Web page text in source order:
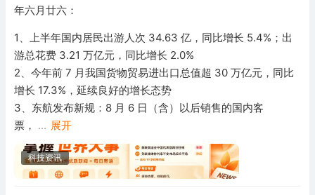
年六月廿六：
1、上半年国内居民出游人次 34.63 亿，同比增长 5.4%；出
游总花费 3.21 万亿元，同比增长 2.0%
2、今年前 7 月我国货物贸易进出口总值超 30 万亿元，同比
增长 17.3%，延续良好的增长态势
3、东航发布新规：8 月 6 日（含）以后销售的国内客
票， ... 展开
科技资讯